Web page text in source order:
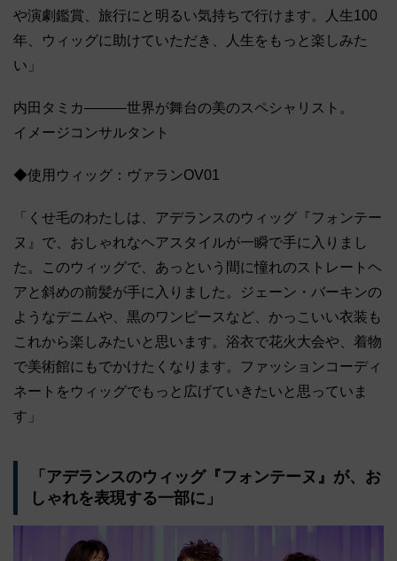
や演劇鑑賞、旅行にと明るい気持ちで行けます。人生100
年、ウィッグに助けていただき、人生をもっと楽しみた
い」
内田タミカ―――世界が舞台の美のスペシャリスト。
イメージコンサルタント
◆使用ウィッグ：ヴァランOV01
「くせ毛のわたしは、アデランスのウィッグ『フォンテー
ヌ』で、おしゃれなヘアスタイルが一瞬で手に入りまし
た。このウィッグで、あっという間に憧れのストレートヘ
アと斜めの前髪が手に入りました。ジェーン・バーキンの
ようなデニムや、黒のワンピースなど、かっこいい衣装も
これから楽しみたいと思います。浴衣で花火大会や、着物
で美術館にもでかけたくなります。ファッションコーディ
ネートをウィッグでもっと広げていきたいと思っていま
す」
「アデランスのウィッグ『フォンテーヌ』が、お
しゃれを表現する一部に」